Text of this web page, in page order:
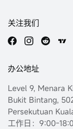
关注我们
办公地址
Level 9, Menara
Bukit Bintang,
Persekutuan
工作日：9:00-